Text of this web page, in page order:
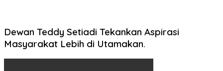
Dewan Teddy Setiadi Tekankan Aspirasi
Masyarakat Lebih di Utamakan.